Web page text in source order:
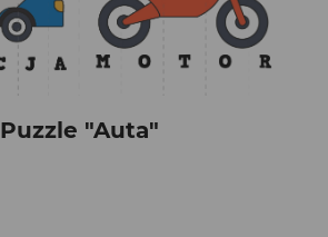
Puzzle "Auta"